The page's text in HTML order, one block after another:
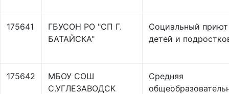
175641
ГБУСОН РО "СП Г.
БАТАЙСКА"
Социальный
детей и
175642
МБОУ СОШ
С.УГЛЕЗАВОДСК
Средняя